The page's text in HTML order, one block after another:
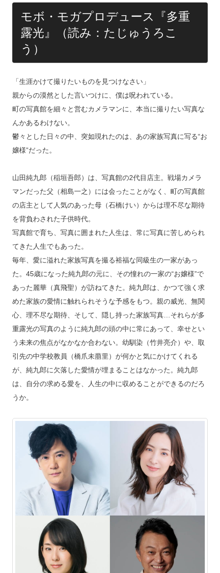
モボ・モガプロデュース『多重
露光』（読み：たじゅうろこ
う）
「生涯かけて撮りたいものを見つけなさい」
親からの漠然とした言いつけに、僕は呪われている。
町の写真館を細々と営むカメラマンに、本当に撮りたい写真な
んかあるわけない。
鬱々とした日々の中、突如現れたのは、あの家族写真に写る“お
嬢様”だった。
山田純九郎（稲垣吾郎）は、写真館の2代目店主。戦場カメラ
マンだった父（相島一之）には会ったことがなく、町の写真館
の店主として人気のあった母（石橋けい）からは理不尽な期待
を背負わされた子供時代。
写真館で育ち、写真に囲まれた人生は、常に写真に苦しめられ
てきた人生でもあった。
毎年、愛に溢れた家族写真を撮る裕福な同級生の一家があっ
た。45歳になった純九郎の元に、その憧れの一家の“お嬢様”で
あった麗華（真飛聖）が訪ねてきた。純九郎は、かつて強く求
めた家族の愛情に触れられそうな予感をもつ。親の威光、無関
心、理不尽な期待、そして、隠し持った家族写真…それらが多
重露光の写真のように純九郎の頭の中に常にあって、幸せとい
う未来の焦点がなかなか合わない。幼馴染（竹井亮介）や、取
引先の中学校教員（橋爪未萠里）が何かと気にかけてくれる
が、純九郎に欠落した愛情が埋まることはなかった。純九郎
は、自分の求める愛を、人生の中に収めることができるのだろ
うか。